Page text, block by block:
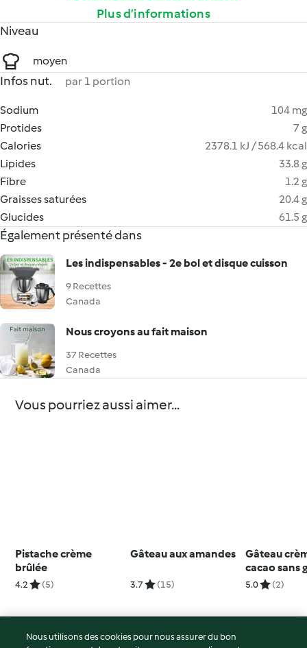
Plus d’informations
Niveau
moyen
Infos nut. par 1 portion
Sodium
104 mg
Protides
7 g
Calories
2378.1 kJ / 568.4 kcal
Lipides
33.8 g
Fibre
1.2 g
Graisses saturées
20.4 g
Glucides
61.5 g
Également présenté dans
Les indispensables - 2e bol et disque cuisson
9 Recettes
Canada
Nous croyons au fait maison
37 Recettes
Canada
Vous pourriez aussi aimer...
Pistache crème
brûlée
4.2 (5)
Gâteau aux amandes
3.7 (15)
Gâteau
cacao sans
5.0 (2)
Nous utilisons des cookies pour nous assurer du bon